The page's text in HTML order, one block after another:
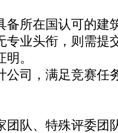
备所在国认可的建
专业头衔，则需提
。
公司，满足竞赛任
团队、特殊评委团